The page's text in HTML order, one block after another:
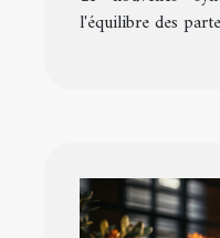
l'équilibre des